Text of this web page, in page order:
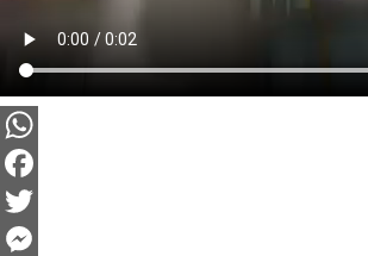
WhatsApp
Facebook
Twitter